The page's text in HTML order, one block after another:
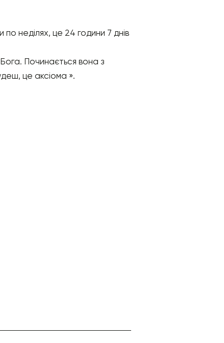
неділях, це 24 години 7 днів
Починається вона з
це аксіома ».